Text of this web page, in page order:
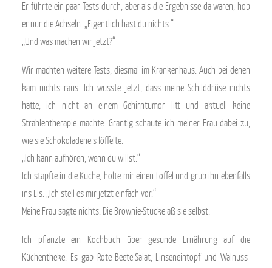
Er führte ein paar Tests durch, aber als die Ergebnisse da waren, hob
er nur die Achseln. „Eigentlich hast du nichts.“
„Und was machen wir jetzt?“
Wir machten weitere Tests, diesmal im Krankenhaus. Auch bei denen
kam nichts raus. Ich wusste jetzt, dass meine Schilddrüse nichts
hatte, ich nicht an einem Gehirntumor litt und aktuell keine
Strahlentherapie machte. Grantig schaute ich meiner Frau dabei zu,
wie sie Schokoladeneis löffelte.
„Ich kann aufhören, wenn du willst.“
Ich stapfte in die Küche, holte mir einen Löffel und grub ihn ebenfalls
ins Eis. „Ich stell es mir jetzt einfach vor.“
Meine Frau sagte nichts. Die Brownie-Stücke aß sie selbst.
Ich pflanzte ein Kochbuch über gesunde Ernährung auf die
Küchentheke. Es gab Rote-Beete-Salat, Linseneintopf und Walnuss-